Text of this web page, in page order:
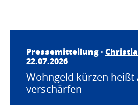
Pressemitteilung ·
22.07.2026
Wohngeld kürzen
verschärfen